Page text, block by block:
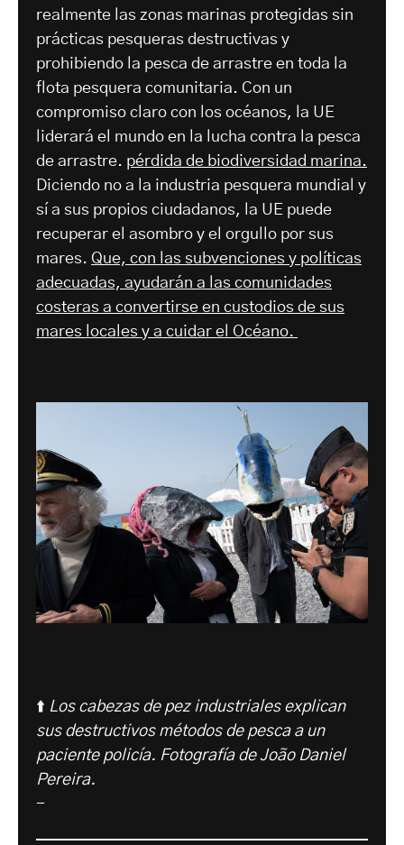
realmente las zonas marinas protegidas sin
prácticas pesqueras destructivas y
prohibiendo la pesca de arrastre en toda la
flota pesquera comunitaria. Con un
compromiso claro con los océanos, la UE
liderará el mundo en la lucha contra la pesca
de arrastre. pérdida de biodiversidad marina.
Diciendo no a la industria pesquera mundial y
sí a sus propios ciudadanos, la UE puede
recuperar el asombro y el orgullo por sus
mares. Que, con las subvenciones y políticas
adecuadas, ayudarán a las comunidades
costeras a convertirse en custodios de sus
mares locales y a cuidar el Océano.
⬆️ Los cabezas de pez industriales explican
sus destructivos métodos de pesca a un
paciente policía. Fotografía de João Daniel
Pereira.
-